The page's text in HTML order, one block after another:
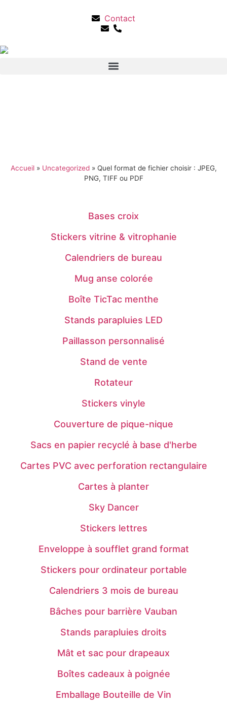
Contact
Accueil» Uncategorized» Quel format de fichier choisir : JPEG,
PNG, TIFF ou PDF
Bases croix
Stickers vitrine & vitrophanie
Calendriers de bureau
Mug anse colorée
Boîte TicTac menthe
Stands parapluies LED
Paillasson personnalisé
Stand de vente
Rotateur
Stickers vinyle
Couverture de pique-nique
Sacs en papier recyclé à base d'herbe
Cartes PVC avec perforation rectangulaire
Cartes à planter
Sky Dancer
Stickers lettres
Enveloppe à soufflet grand format
Stickers pour ordinateur portable
Calendriers 3 mois de bureau
Bâches pour barrière Vauban
Stands parapluies droits
Mât et sac pour drapeaux
Boîtes cadeaux à poignée
Emballage Bouteille de Vin